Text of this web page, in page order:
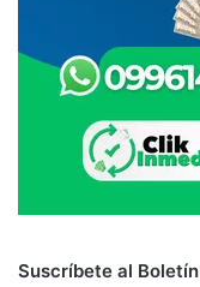
Suscríbete al Boletín